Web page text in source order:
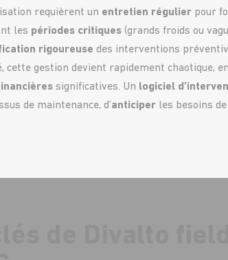
requièrent un entretien régulier pour
les périodes critiques (grands froids ou
rigoureuse des interventions
gestion devient rapidement chaotique,
significatives. Un logiciel
de maintenance, d’anticiper les besoins